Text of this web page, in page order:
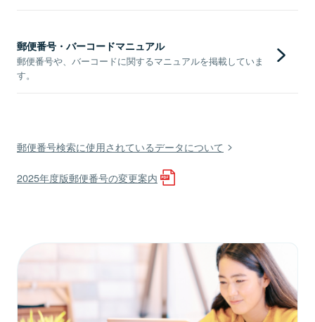
郵便番号・バーコードマニュアル
郵便番号や、バーコードに関するマニュアルを掲載していま
す。
郵便番号検索に使用されているデータについて
2025年度版郵便番号の変更案内